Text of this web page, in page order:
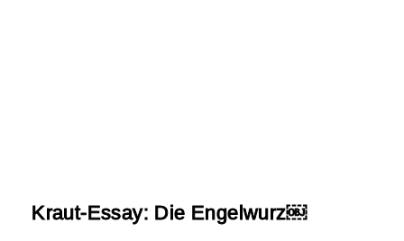
Kraut-Essay: Die Engelwurz￼